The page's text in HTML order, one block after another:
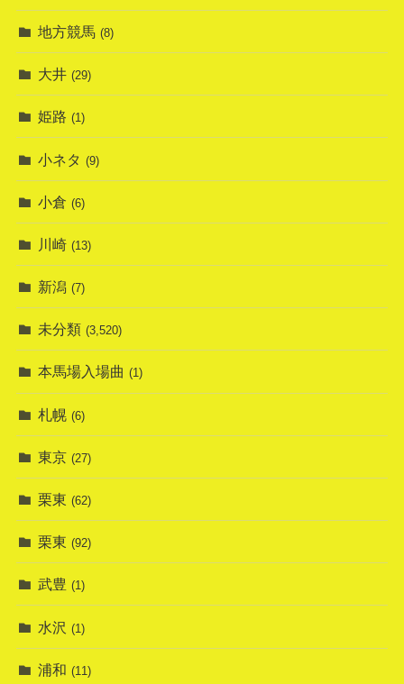
地方競馬 (8)
大井 (29)
姫路 (1)
小ネタ (9)
小倉 (6)
川崎 (13)
新潟 (7)
未分類 (3,520)
本馬場入場曲 (1)
札幌 (6)
東京 (27)
栗東 (62)
栗東 (92)
武豊 (1)
水沢 (1)
浦和 (11)